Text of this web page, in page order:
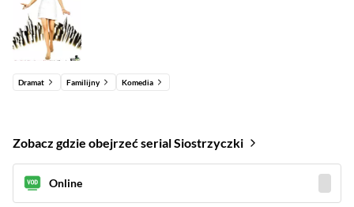
Dramat Familijny Komedia
Zobacz gdzie obejrzeć serial Siostrzyczki
Online